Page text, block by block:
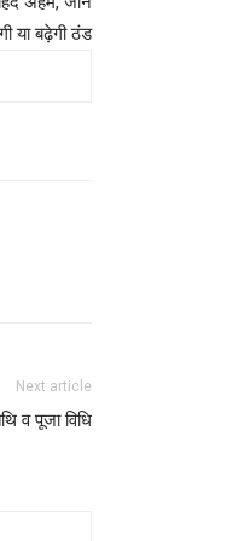
या बढ़ेगी ठंड
Next article
व पूजा विधि